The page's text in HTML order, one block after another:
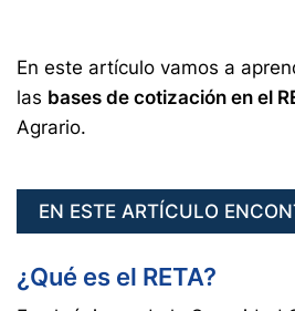
En este artículo vamos a
las bases de cotización en el
Agrario.
EN ESTE ARTÍCULO
¿Qué es el RETA?